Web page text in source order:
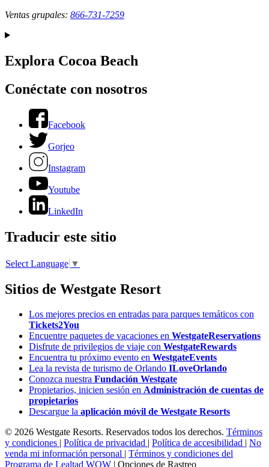
Ventas grupales: 866-731-7259
Explora Cocoa Beach
Conéctate con nosotros
Facebook
Gorjeo
Instagram
Youtube
LinkedIn
Traducir este sitio
Select Language ▼
Sitios de Westgate Resort
Los mejores precios en entradas para parques temáticos con
Tickets2You
Encuentre paquetes de vacaciones en WestgateReservations
Disfrute de privilegios de viaje con WestgateRewards
Encuentra tu próximo evento en WestgateEvents
Lea la revista de turismo de Orlando ILoveOrlando
Conozca nuestra Fundación Westgate
Propietarios, inicien sesión en Administración de cuentas de
propietarios
Descargue la aplicación móvil de Westgate Resorts
© 2026 Westgate Resorts. Reservados todos los derechos. Términos
y condiciones | Política de privacidad | Política de accesibilidad | No
venda mi información personal | Términos y condiciones del
Programa de Lealtad WOW | Opciones de Rastreo